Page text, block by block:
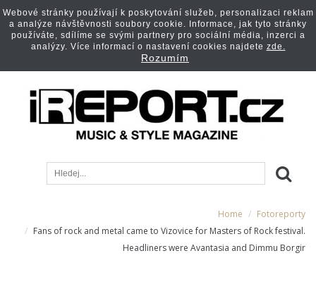
Home
Fotoreporty
Fans of rock and metal came to Vizovice for Masters of Rock festival.
Headliners were Avantasia and Dimmu Borgir
Webové stránky používají k poskytování služeb, personalizaci reklam
a analýze návštěvnosti soubory cookie. Informace, jak tyto stránky
používáte, sdílíme se svými partnery pro sociální média, inzerci a
analýzy. Více informací o nastavení cookies najdete zde.
Rozumím